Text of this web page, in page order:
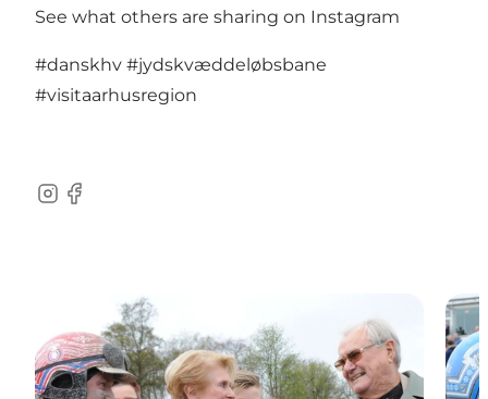
See what others are sharing on Instagram
#danskhv #jydskvæddeløbsbane
#visitaarhusregion
Instagram
Facebook